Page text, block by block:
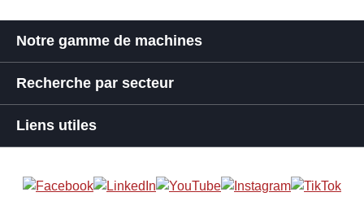
Notre gamme de machines
Recherche par secteur
Liens utiles